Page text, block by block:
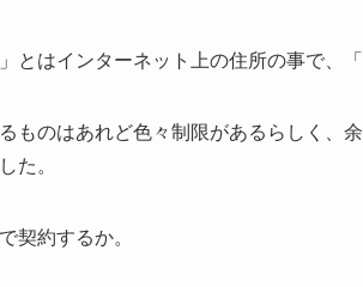
」とはインターネット上の住所の事で、「
ものはあれど色々制限があるらしく、
た。
契約するか。